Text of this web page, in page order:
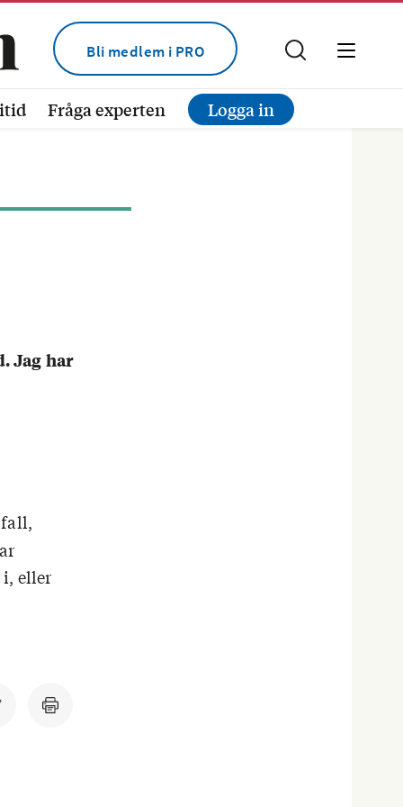
Bli medlem i PRO
Fråga experten Logga in
Jag har
i, eller